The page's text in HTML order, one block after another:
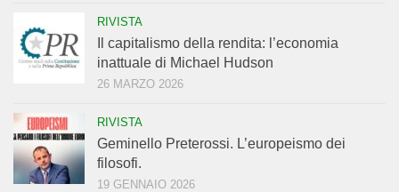
RIVISTA
Il capitalismo della rendita: l’economia
inattuale di Michael Hudson
26 MARZO 2026
RIVISTA
Geminello Preterossi. L’europeismo dei
filosofi.
19 GENNAIO 2026